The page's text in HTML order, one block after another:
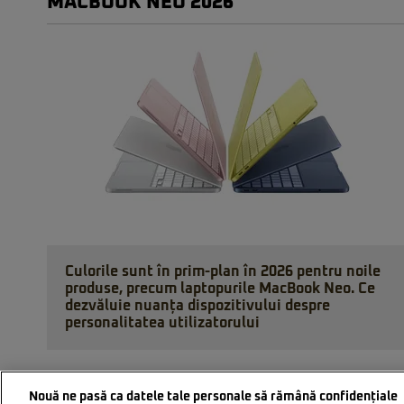
Culorile sunt în prim-plan în 2026 pentru noile
produse, precum laptopurile MacBook Neo. Ce
dezvăluie nuanța dispozitivului despre
personalitatea utilizatorului
Nouă ne pasă ca datele tale personale să rămână confidențiale